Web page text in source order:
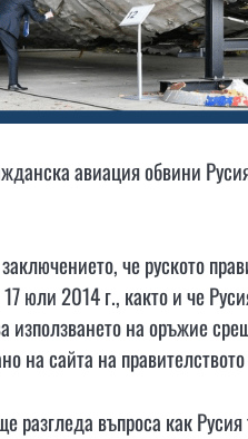
авиация обвини
че руското
юли 2014 г., както и че
използването на оръжие
на сайта на
разгледа въпроса как